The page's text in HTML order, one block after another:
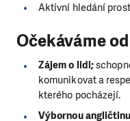
Aktivní hledání
Očekáváme
Zájem o lidi;
komunikovat a
kterého pocházejí.
Výbornou angličtinu